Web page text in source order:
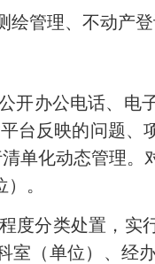
管理、不动产登
开办公电话、电
台反映的问题、
单化动态管理。
。
度分类处置，实
（单位）、经